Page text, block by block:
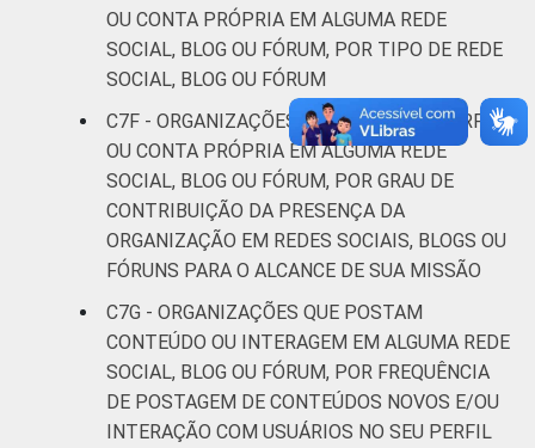
OU CONTA PRÓPRIA EM ALGUMA REDE
SOCIAL, BLOG OU FÓRUM, POR TIPO DE REDE
SOCIAL, BLOG OU FÓRUM
C7F - ORGANIZAÇÕES QUE POSSUEM PERFIL
OU CONTA PRÓPRIA EM ALGUMA REDE
SOCIAL, BLOG OU FÓRUM, POR GRAU DE
CONTRIBUIÇÃO DA PRESENÇA DA
ORGANIZAÇÃO EM REDES SOCIAIS, BLOGS OU
FÓRUNS PARA O ALCANCE DE SUA MISSÃO
C7G - ORGANIZAÇÕES QUE POSTAM
CONTEÚDO OU INTERAGEM EM ALGUMA REDE
SOCIAL, BLOG OU FÓRUM, POR FREQUÊNCIA
DE POSTAGEM DE CONTEÚDOS NOVOS E/OU
INTERAÇÃO COM USUÁRIOS NO SEU PERFIL